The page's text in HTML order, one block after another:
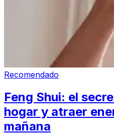
Recomendado
Feng Shui: el
hogar y atraer
mañana